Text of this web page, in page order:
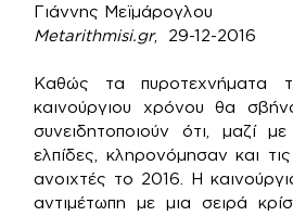
Γιάννης Μεϊμάρογλου
Metarithmisi.gr, 29-12-2016
Καθώς τα πυροτεχνήματα
καινούργιου χρόνου θα
συνειδητοποιούν ότι, μαζί
ελπίδες, κληρονόμησαν και
ανοιχτές το 2016. Η
αντιμέτωπη με μια σειρά